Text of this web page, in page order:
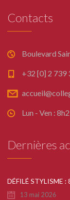
Contacts
Boulevard
+32 [0] 2 739
Lun - Ven :
Dernières
DÉFILÉ STYLISME
13 mai 2026